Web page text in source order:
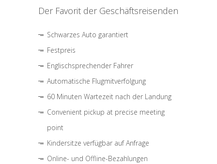
Der Favorit der Geschäftsreisenden
Schwarzes Auto garantiert
Festpreis
Englischsprechender Fahrer
Automatische Flugmitverfolgung
60 Minuten Wartezeit nach der Landung
Convenient pickup at precise meeting
point
Kindersitze verfügbar auf Anfrage
Online- und Offline-Bezahlungen